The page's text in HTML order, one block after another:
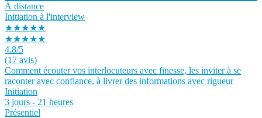
À distance
Initiation à l'interview
★★★★★
★★★★★
4.8/5
(17 avis)
Comment écouter vos interlocuteurs avec finesse, les inviter à se
raconter avec confiance, à livrer des informations avec rigueur
Initiation
3 jours - 21 heures
Présentiel